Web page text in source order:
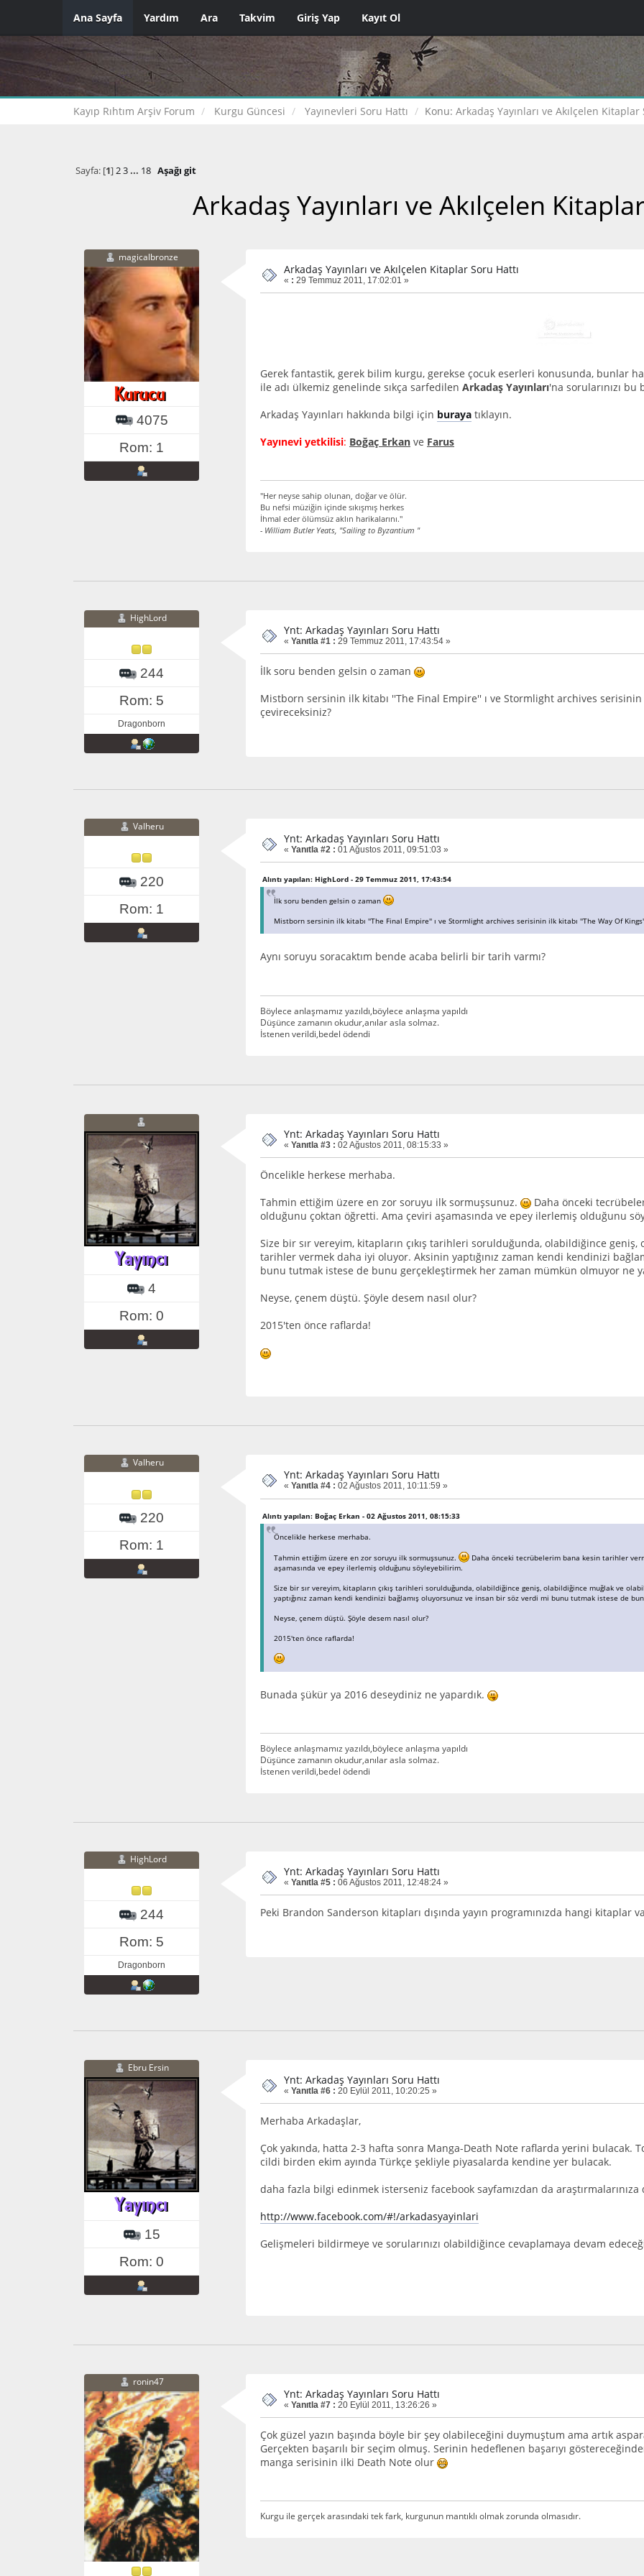
Ana Sayfa Yardım Ara Takvim Giriş Yap Kayıt Ol
Kayıp Rıhtım Arşiv Forum Kurgu Güncesi Yayınevleri Soru Hattı Konu: Arkadaş Yayınları ve Akılçelen Kitaplar
Sayfa: [1]2 3 ... 18 Aşağı git
Arkadaş Yayınları ve Akılçelen
magicalbronze
4075
Rom: 1
Arkadaş Yayınları ve Akılçelen Kitaplar Soru Hattı
« : 29 Temmuz 2011, 17:02:01 »
Gerek fantastik, gerek bilim kurgu, gerekse çocuk eserleri konusunda, bunlar
ile adı ülkemiz genelinde sıkça sarfedilen Arkadaş Yayınları'na sorularınızı
Arkadaş Yayınları hakkında bilgi için buraya tıklayın.
Yayınevi yetkilisi: Boğaç Erkan ve Farus
"Her neyse sahip olunan, doğar ve ölür.
Bu nefsi müziğin içinde sıkışmış herkes
İhmal eder ölümsüz aklın harikalarını."
- William Butler Yeats, "Sailing to Byzantium "
HighLord
244
Rom: 5
Dragonborn
Ynt: Arkadaş Yayınları Soru Hattı
« Yanıtla #1 : 29 Temmuz 2011, 17:43:54 »
İlk soru benden gelsin o zaman
Mistborn sersinin ilk kitabı ''The Final Empire'' ı ve Stormlight archives
çevireceksiniz?
Valheru
220
Rom: 1
Ynt: Arkadaş Yayınları Soru Hattı
« Yanıtla #2 : 01 Ağustos 2011, 09:51:03 »
Alıntı yapılan: HighLord - 29 Temmuz 2011, 17:43:54
İlk soru benden gelsin o zaman
Mistborn sersinin ilk kitabı ''The Final Empire'' ı ve Stormlight archives serisinin ilk kitabı ''The Way Of
Aynı soruyu soracaktım bende acaba belirli bir tarih varmı?
Böylece anlaşmamız yazıldı,böylece anlaşma yapıldı
Düşünce zamanın okudur,anılar asla solmaz.
İstenen verildi,bedel ödendi
4
Rom: 0
Ynt: Arkadaş Yayınları Soru Hattı
« Yanıtla #3 : 02 Ağustos 2011, 08:15:33 »
Öncelikle herkese merhaba.
Tahmin ettiğim üzere en zor soruyu ilk sormuşsunuz.
Daha önceki
olduğunu çoktan öğretti. Ama çeviri aşamasında ve epey ilerlemiş olduğunu
Size bir sır vereyim, kitapların çıkış tarihleri sorulduğunda, olabildiğince
tarihler vermek daha iyi oluyor. Aksinin yaptığınız zaman kendi kendinizi
bunu tutmak istese de bunu gerçekleştirmek her zaman mümkün olmuyor ne
Neyse, çenem düştü. Şöyle desem nasıl olur?
2015'ten önce raflarda!
Valheru
220
Rom: 1
Ynt: Arkadaş Yayınları Soru Hattı
« Yanıtla #4 : 02 Ağustos 2011, 10:11:59 »
Alıntı yapılan: Boğaç Erkan - 02 Ağustos 2011, 08:15:33
Öncelikle herkese merhaba.
Tahmin ettiğim üzere en zor soruyu ilk sormuşsunuz.
Daha önceki tecrübelerim bana kesin tarihler
aşamasında ve epey ilerlemiş olduğunu söyleyebilirim.
Size bir sır vereyim, kitapların çıkış tarihleri sorulduğunda, olabildiğince geniş, olabildiğince muğlak ve
yaptığınız zaman kendi kendinizi bağlamış oluyorsunuz ve insan bir söz verdi mi bunu tutmak istese de
Neyse, çenem düştü. Şöyle desem nasıl olur?
2015'ten önce raflarda!
Bunada şükür ya 2016 deseydiniz ne yapardık.
Böylece anlaşmamız yazıldı,böylece anlaşma yapıldı
Düşünce zamanın okudur,anılar asla solmaz.
İstenen verildi,bedel ödendi
HighLord
244
Rom: 5
Dragonborn
Ynt: Arkadaş Yayınları Soru Hattı
« Yanıtla #5 : 06 Ağustos 2011, 12:48:24 »
Peki Brandon Sanderson kitapları dışında yayın programınızda hangi kitaplar
Ebru Ersin
15
Rom: 0
Ynt: Arkadaş Yayınları Soru Hattı
« Yanıtla #6 : 20 Eylül 2011, 10:20:25 »
Merhaba Arkadaşlar,
Çok yakında, hatta 2-3 hafta sonra Manga-Death Note raflarda yerini bulacak.
cildi birden ekim ayında Türkçe şekliyle piyasalarda kendine yer bulacak.
daha fazla bilgi edinmek isterseniz facebook sayfamızdan da
http://www.facebook.com/#!/arkadasyayinlari
Gelişmeleri bildirmeye ve sorularınızı olabildiğince cevaplamaya devam
ronin47
Ynt: Arkadaş Yayınları Soru Hattı
« Yanıtla #7 : 20 Eylül 2011, 13:26:26 »
Çok güzel yazın başında böyle bir şey olabileceğini duymuştum ama artık
Gerçekten başarılı bir seçim olmuş. Serinin hedeflenen başarıyı
manga serisinin ilki Death Note olur
Kurgu ile gerçek arasındaki tek fark, kurgunun mantıklı olmak zorunda olmasıdır.